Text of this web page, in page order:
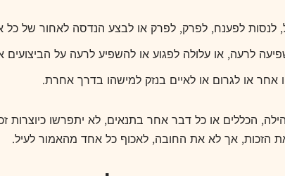
לנסות לפענח, לפרק, לפרק או לבצע הנדסה לאחור של
לרעה, או עלולה לפגוע או להשפיע לרעה על הביצועים
אחר או לגרום או לאיים בנזק למישהו בדרך אחרת.
הכללים או כל דבר אחר בתנאים, לא יתפרשו כיוצרות
הזכות, אך לא את החובה, לאכוף כל אחד מהאמור לעיל.